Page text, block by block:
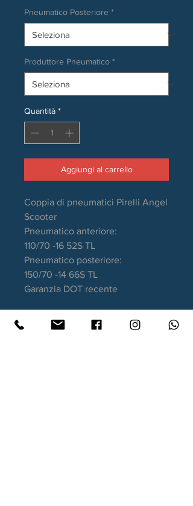
Pneumatico Posteriore *
Produttore Pneumatico *
Quantità *
Aggiungi al carrello
Coppia di pneumatici Pirelli Angel
Scooter
Pneumatico anteriore:
110/70 -16 52S TL
Pneumatico posteriore:
150/70 -14 66S TL
Garanzia DOT recente